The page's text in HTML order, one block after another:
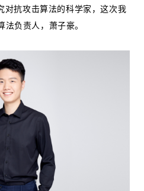
对抗攻击算法的科学家，这次我
负责人，萧子豪。